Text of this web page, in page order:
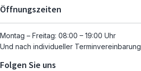
Öffnungszeiten
Montag – Freitag: 08:00 – 19:00 Uhr
Und nach individueller Terminvereinbarung
Folgen Sie uns